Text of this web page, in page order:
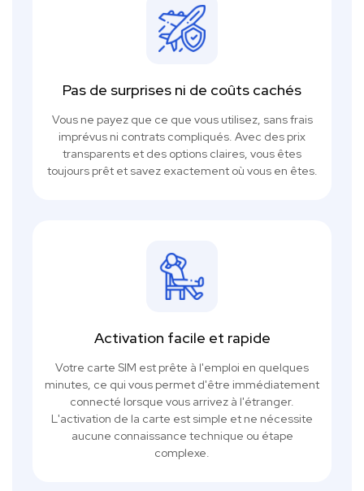
Pas de surprises ni de coûts cachés
Vous ne payez que ce que vous utilisez, sans frais
imprévus ni contrats compliqués. Avec des prix
transparents et des options claires, vous êtes
toujours prêt et savez exactement où vous en êtes.
Activation facile et rapide
Votre carte SIM est prête à l'emploi en quelques
minutes, ce qui vous permet d'être immédiatement
connecté lorsque vous arrivez à l'étranger.
L'activation de la carte est simple et ne nécessite
aucune connaissance technique ou étape
complexe.